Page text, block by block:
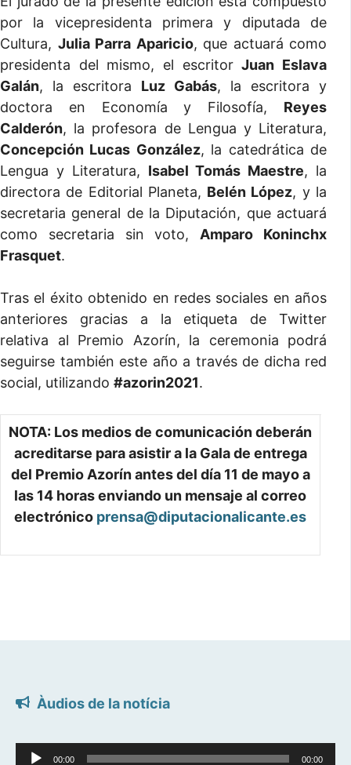
por la vicepresidenta primera y diputada de
Cultura, Julia Parra Aparicio, que actuará como
presidenta del mismo, el escritorJuan Eslava
Galán, la escritora Luz Gabás, la escritora y
doctora en Economía y Filosofía, Reyes
Calderón, la profesora de Lengua y Literatura,
Concepción Lucas González, la catedrática de
Lengua y Literatura, Isabel Tomás Maestre, la
directora de Editorial Planeta, Belén López, y la
secretaria general de la Diputación, que actuará
como secretaria sin voto, Amparo Koninchx
Frasquet.
Tras el éxito obtenido en redes sociales en años
anteriores gracias a la etiqueta de Twitter
relativa al Premio Azorín, la ceremonia podrá
seguirse también este año a través de dicha red
social, utilizando #azorin2021.
NOTA: Los medios de comunicación deberán
acreditarse para asistir a la Gala de entrega
del Premio Azorín antes del día 11 de mayo a
las 14 horas enviando un mensaje al correo
electrónico prensa@diputacionalicante.es
Àudios de la notícia
Reproductor
00:00 00:00